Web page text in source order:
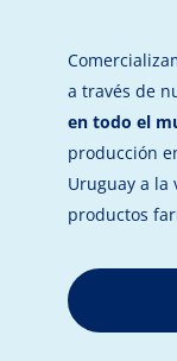
a través de
en todo el
producción
Uruguay a la
productos